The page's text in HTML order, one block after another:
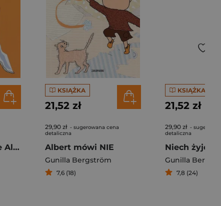
Dobranoc Albercie Albertsonie
KSIĄŻKA
21,52 zł
29,90 zł - sugerowana cena
detaliczna
Albert mówi NIE
Gunilla Bergström
7,6 (18)
KSIĄŻKA
21,52 zł
29,90 zł -
detaliczna
Gunilla
7,8 (24)